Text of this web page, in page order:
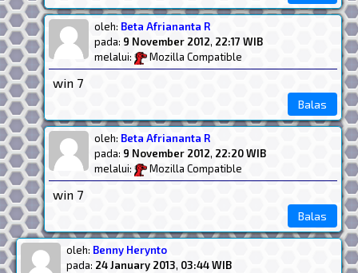
oleh: Beta Afriananta R
pada: 9 November 2012, 22:17 WIB
melalui:
Mozilla Compatible
win 7
Balas
oleh: Beta Afriananta R
pada: 9 November 2012, 22:20 WIB
melalui:
Mozilla Compatible
win 7
Balas
oleh: Benny Herynto
pada: 24 January 2013, 03:44 WIB